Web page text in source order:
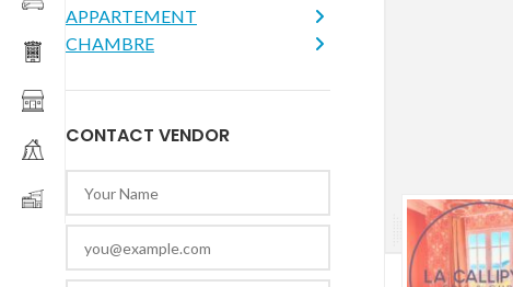
APPARTEMENT
CHAMBRE
CONTACT VENDOR